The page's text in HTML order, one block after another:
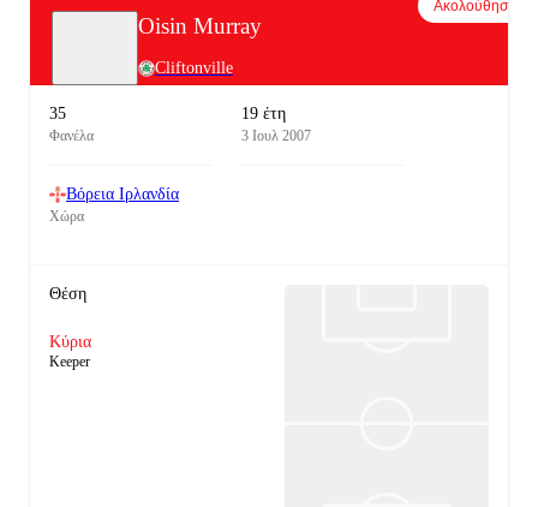
Oisin Murray
Cliftonville
Ακολούθησε
35
Φανέλα
19 έτη
3 Ιουλ 2007
Βόρεια Ιρλανδία
Χώρα
Θέση
Κύρια
Keeper